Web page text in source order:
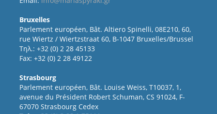
Bruxelles
Parlement européen, Bât. Altiero Spinelli, 08E210, 60,
rue Wiertz / Wiertzstraat 60, B-1047 Bruxelles/Brussel
Τηλ.: +32 (0) 2 28 45133
Fax: +32 (0) 2 28 49122
Strasbourg
Parlement européen, Bât. Louise Weiss, T10037, 1,
avenue du Président Robert Schuman, CS 91024, F-
67070 Strasbourg Cedex